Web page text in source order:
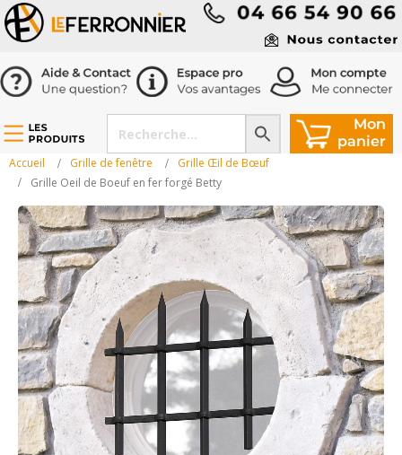
Accueil Grille de fenêtre
Grille Œil de Bœuf
Grille Oeil de Boeuf en fer forgé Betty